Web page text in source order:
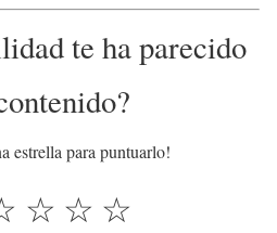
te ha parecido
estrella para puntuarlo!
☆
☆
☆